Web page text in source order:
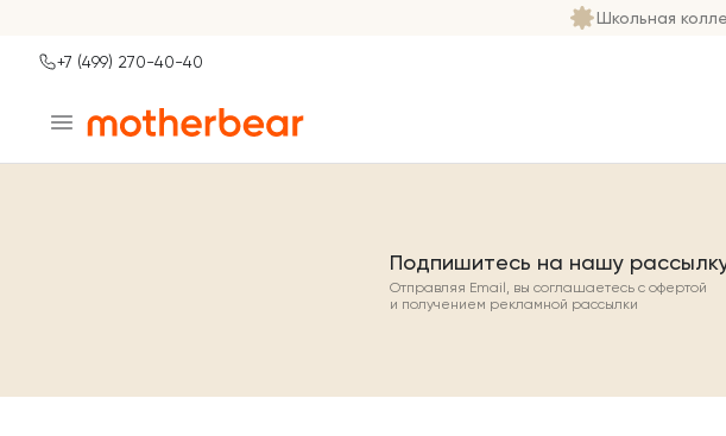
Школьная
Ваш город
+7 (499) 270-40-40
Подпишитесь на нашу
Отправляя Email, вы соглашаетесь с офертой
и получением рекламной рассылки